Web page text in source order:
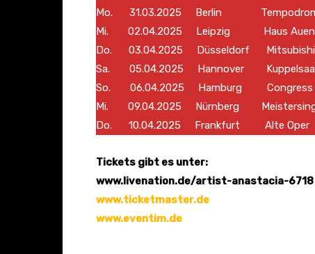
Mo. 31.03.2025 Berlin
Mi. 02.04.2025 Leipzig Haus
Do. 03.04.2025 Düsseldorf Mitsubishi
Sa. 05.04.2025 Hannover Kuppelsaal
So. 06.04.2025 Hamburg Congress
Mi. 09.04.2025 Nürnberg
Do. 10.04.2025 Frankfurt Alte Oper
Tickets gibt es unter:
www.livenation.de/artist-anastacia-6718
www.ticketmaster.de
www.eventim.de